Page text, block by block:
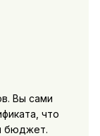
Вы сами
что
бюджет.